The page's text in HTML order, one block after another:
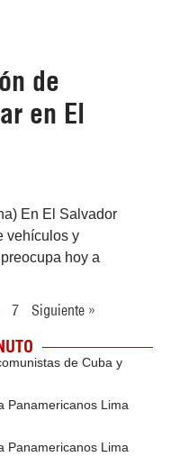
de
en El
En El Salvador
vehículos y
hoy a
7 Siguiente »
de Cuba y
Panamericanos Lima
Panamericanos Lima